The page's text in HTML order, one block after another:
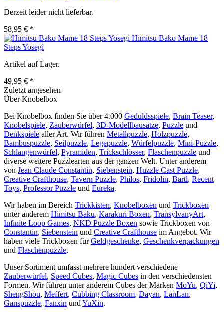
Derzeit leider nicht lieferbar.
58,95 € *
Himitsu Bako Mame 18
Steps Yosegi
Artikel auf Lager.
49,95 € *
Zuletzt angesehen
Über Knobelbox
Bei Knobelbox finden Sie über 4.000 Geduldsspiele, Brain Teaser,
Knobelspiele, Zauberwürfel, 3D-Modellbausätze, Puzzle und
Denkspiele aller Art. Wir führen Metallpuzzle, Holzpuzzle,
Bambuspuzzle, Seilpuzzle, Legepuzzle, Würfelpuzzle, Mini-Puzzle,
Schlangenwürfel, Pyramiden, Trickschlösser, Flaschenpuzzle und
diverse weitere Puzzlearten aus der ganzen Welt. Unter anderem
von Jean Claude Constantin, Siebenstein, Huzzle Cast Puzzle,
Creative Crafthouse, Tavern Puzzle, Philos, Fridolin, Bartl, Recent
Toys, Professor Puzzle und Eureka.
Wir haben im Bereich Trickkisten, Knobelboxen und Trickboxen
unter anderem Himitsu Baku, Karakuri Boxen, TransylvanyArt,
Infinite Loop Games, NKD Puzzle Boxen sowie Trickboxen von
Constantin, Siebenstein und Creative Crafthouse im Angebot. Wir
haben viele Trickboxen fürGeldgeschenke, Geschenkverpackungen
und Flaschenpuzzle.
Unser Sortiment umfasst mehrere hundert verschiedene
Zauberwürfel, Speed Cubes, Magic Cubes in den verschiedensten
Formen. Wir führen unter anderem Cubes der Marken MoYu, QiYi,
ShengShou, Meffert, Cubbing Classroom, Dayan, LanLan,
Ganspuzzle, Fanxin und YuXin.